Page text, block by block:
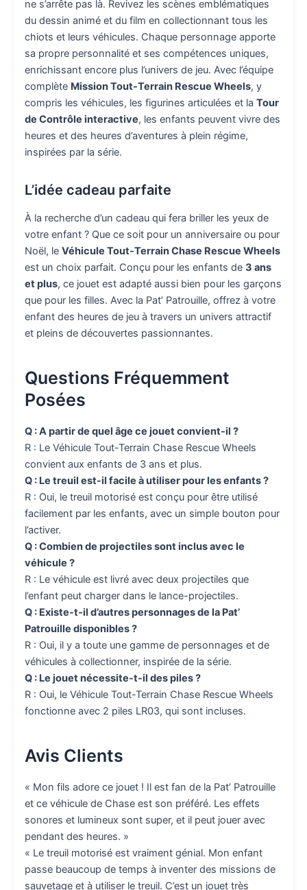
ne s’arrête pas là. Revivez les scènes emblématiques
du dessin animé et du film en collectionnant tous les
chiots et leurs véhicules. Chaque personnage apporte
sa propre personnalité et ses compétences uniques,
enrichissant encore plus l’univers de jeu. Avec l’équipe
complète Mission Tout-Terrain Rescue Wheels, y
compris les véhicules, les figurines articulées et la Tour
de Contrôle interactive, les enfants peuvent vivre des
heures et des heures d’aventures à plein régime,
inspirées par la série.
L’idée cadeau parfaite
À la recherche d’un cadeau qui fera briller les yeux de
votre enfant ? Que ce soit pour un anniversaire ou pour
Noël, le Véhicule Tout-Terrain Chase Rescue Wheels
est un choix parfait. Conçu pour les enfants de 3 ans
et plus, ce jouet est adapté aussi bien pour les garçons
que pour les filles. Avec la Pat’ Patrouille, offrez à votre
enfant des heures de jeu à travers un univers attractif
et pleins de découvertes passionnantes.
Questions Fréquemment
Posées
Q : A partir de quel âge ce jouet convient-il ?
R : Le Véhicule Tout-Terrain Chase Rescue Wheels
convient aux enfants de 3 ans et plus.
Q : Le treuil est-il facile à utiliser pour les enfants ?
R : Oui, le treuil motorisé est conçu pour être utilisé
facilement par les enfants, avec un simple bouton pour
l’activer.
Q : Combien de projectiles sont inclus avec le
véhicule ?
R : Le véhicule est livré avec deux projectiles que
l’enfant peut charger dans le lance-projectiles.
Q : Existe-t-il d’autres personnages de la Pat’
Patrouille disponibles ?
R : Oui, il y a toute une gamme de personnages et de
véhicules à collectionner, inspirée de la série.
Q : Le jouet nécessite-t-il des piles ?
R : Oui, le Véhicule Tout-Terrain Chase Rescue Wheels
fonctionne avec 2 piles LR03, qui sont incluses.
Avis Clients
« Mon fils adore ce jouet ! Il est fan de la Pat’ Patrouille
et ce véhicule de Chase est son préféré. Les effets
sonores et lumineux sont super, et il peut jouer avec
pendant des heures. »
« Le treuil motorisé est vraiment génial. Mon enfant
passe beaucoup de temps à inventer des missions de
sauvetage et à utiliser le treuil. C’est un jouet très